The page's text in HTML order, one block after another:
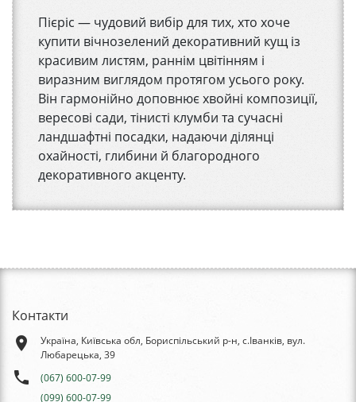
Пієріс — чудовий вибір для тих, хто хоче
купити вічнозелений декоративний кущ із
красивим листям, раннім цвітінням і
виразним виглядом протягом усього року.
Він гармонійно доповнює хвойні композиції,
вересові сади, тінисті клумби та сучасні
ландшафтні посадки, надаючи ділянці
охайності, глибини й благородного
декоративного акценту.
Контакти
place
Україна, Київська обл, Бориспільський р-н, с.Іванків, вул.
Любарецька, 39
phone
(067) 600-07-99
(099) 600-07-99